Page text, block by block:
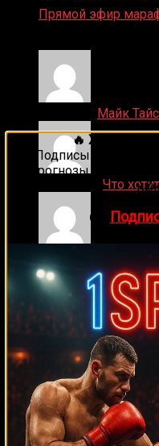
Прямой эфир
Майк
Что
Денис on
Ляяляляляояо on
Пимблетт
Medik onСмотреть
Махачев
🔥 Хочешь
Подписывайся на
прогнозы на
👉